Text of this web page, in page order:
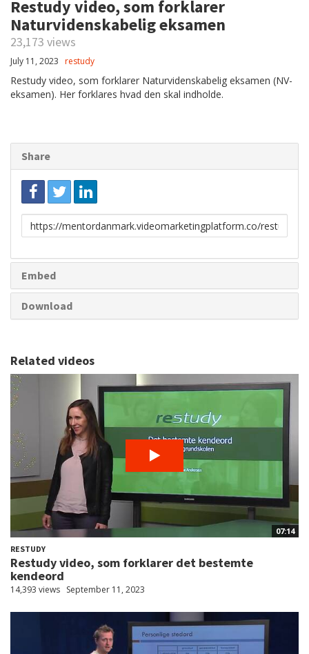
Restudy video, som forklarer
Naturvidenskabelig eksamen
23,173 views
July 11, 2023 restudy
Restudy video, som forklarer Naturvidenskabelig eksamen (NV-
eksamen). Her forklares hvad den skal indholde.
Share
Link
to
Embed
Download
Related videos
07:14
RESTUDY
Restudy video, som forklarer det bestemte
kendeord
14,393 views September 11, 2023